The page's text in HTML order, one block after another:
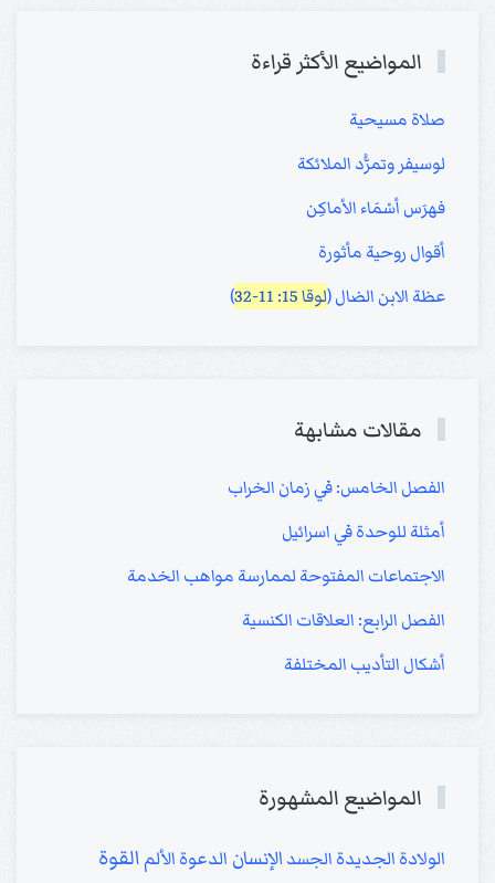
المواضيع الأكثر قراءة
صلاة مسيحية
لوسيفر وتمرُّد الملائكة
فهرَس أسْمَاء الأماكِن
أقوال روحية مأثورة
عظة الابن الضال (لوقا 15: 11-32 )
مقالات مشابهة
الفصل الخامس: في زمان الخراب
أمثلة للوحدة في اسرائيل
الاجتماعات المفتوحة لممارسة مواهب الخدمة
الفصل الرابع: العلاقات الكنسية
أشكال التأديب المختلفة
المواضيع المشهورة
الولادة الجديدة الجسد الإنسان الدعوة الألم القوة